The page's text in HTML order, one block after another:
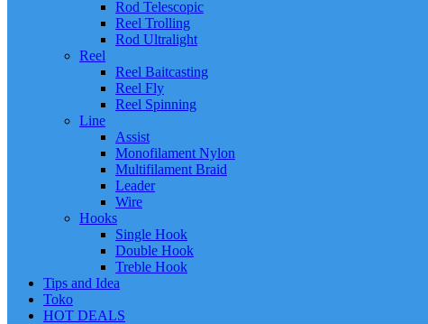
Rod Telescopic
Reel Trolling
Rod Ultralight
Reel
Reel Baitcasting
Reel Fly
Reel Spinning
Line
Assist
Monofilament Nylon
Multifilament Braid
Leader
Wire
Hooks
Single Hook
Double Hook
Treble Hook
Tips and Idea
Toko
HOT DEALS